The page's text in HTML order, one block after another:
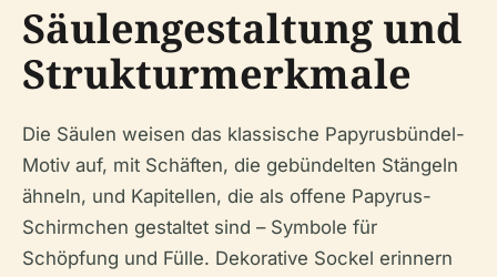
Säulengestaltung und
Strukturmerkmale
Die Säulen weisen das klassische Papyrusbündel-
Motiv auf, mit Schäften, die gebündelten Stängeln
ähneln, und Kapitellen, die als offene Papyrus-
Schirmchen gestaltet sind – Symbole für
Schöpfung und Fülle. Dekorative Sockel erinnern